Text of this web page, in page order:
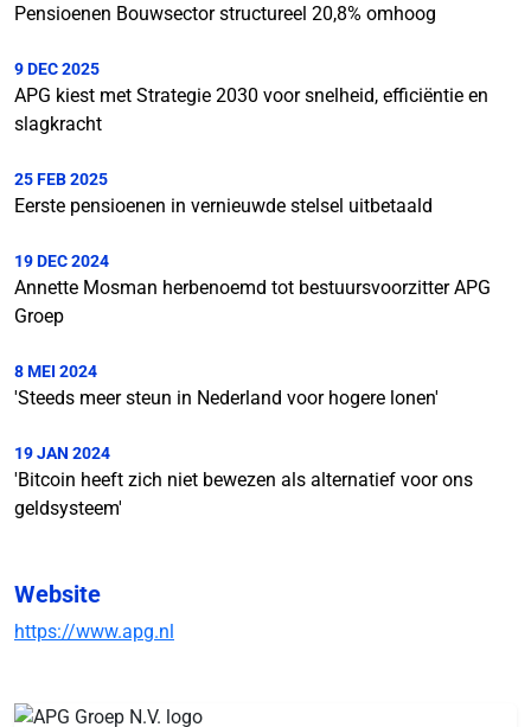
Pensioenen Bouwsector structureel 20,8% omhoog
9 DEC 2025
APG kiest met Strategie 2030 voor snelheid, efficiëntie en
slagkracht
25 FEB 2025
Eerste pensioenen in vernieuwde stelsel uitbetaald
19 DEC 2024
Annette Mosman herbenoemd tot bestuursvoorzitter APG
Groep
8 MEI 2024
'Steeds meer steun in Nederland voor hogere lonen'
19 JAN 2024
'Bitcoin heeft zich niet bewezen als alternatief voor ons
geldsysteem'
Website
https://www.apg.nl